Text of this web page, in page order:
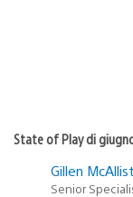
State of Play di
Gillen
Senior